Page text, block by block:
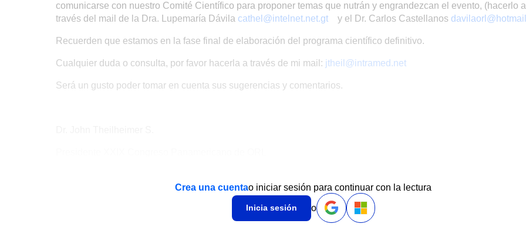
comunicarse con nuestro Comité Científico para proponer temas que nutrán y engrandezcan el evento, (hacerlo a
través del mail de la Dra. Lupemaría Dávila cathel@intelnet.net.gt y el Dr. Carlos Castellanos
Recuerden que estamos en la fase final de elaboración del programa científico definitivo.
Cualquier duda o consulta, por favor hacerla a través de mi mail: jtheil@intramed.net
Será un gusto poder tomar en cuenta sus sugerencias y comentarios.
Crea una cuentao iniciar sesión para continuar con la lectura
Inicia sesión o